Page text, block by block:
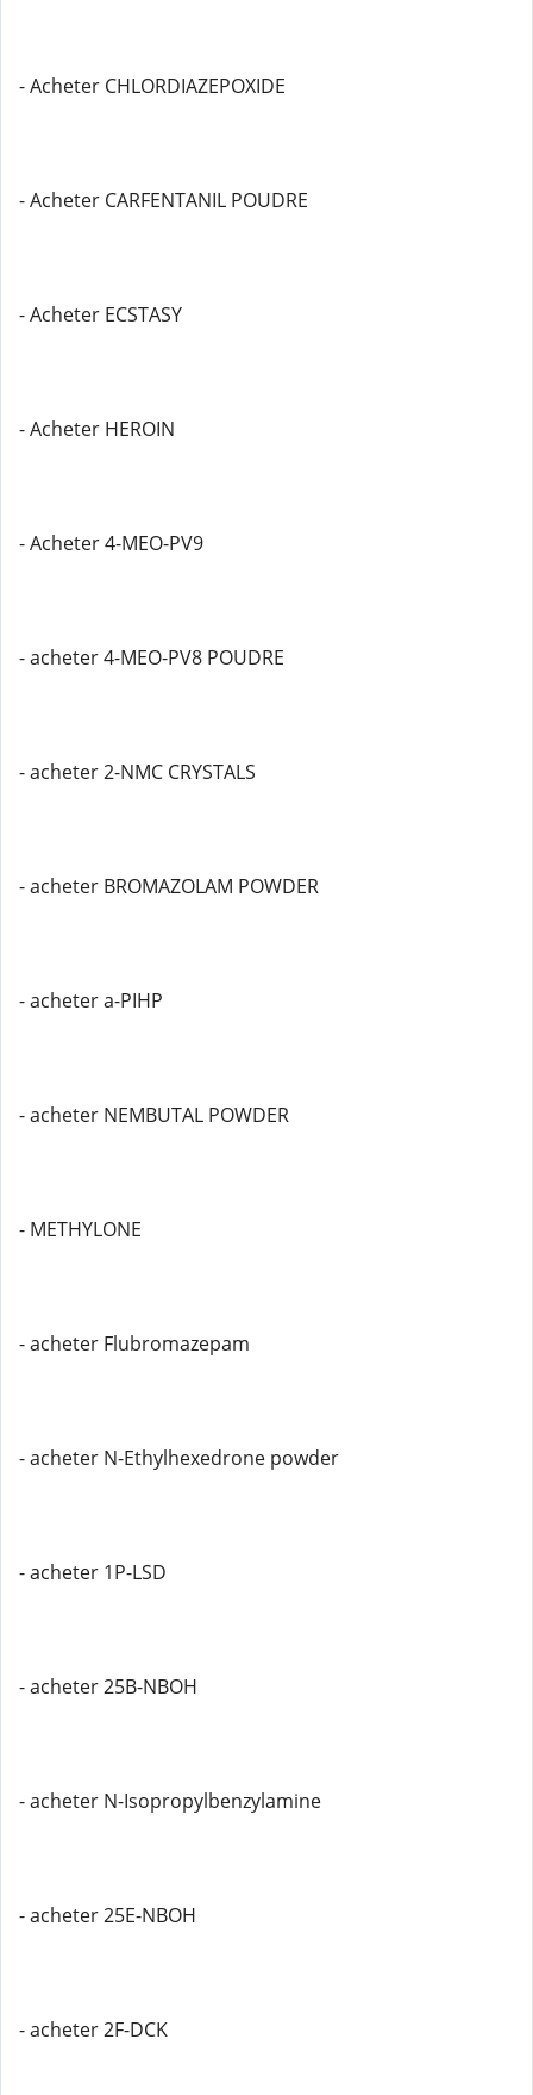
- Acheter CHLORDIAZEPOXIDE
- Acheter CARFENTANIL POUDRE
- Acheter ECSTASY
- Acheter HEROIN
- Acheter 4-MEO-PV9
- acheter 4-MEO-PV8 POUDRE
- acheter 2-NMC CRYSTALS
- acheter BROMAZOLAM POWDER
- acheter a-PIHP
- acheter NEMBUTAL POWDER
- METHYLONE
- acheter Flubromazepam
- acheter N-Ethylhexedrone powder
- acheter 1P-LSD
- acheter 25B-NBOH
- acheter N-Isopropylbenzylamine
- acheter 25E-NBOH
- acheter 2F-DCK